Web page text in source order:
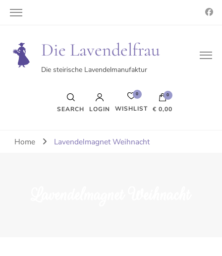
Die Lavendelfrau
Die steirische Lavendelmanufaktur
SEARCH LOGIN
0
WISHLIST
0
€ 0,00
Es befinden sich keine Produkte im Warenkorb.
Home Lavendelmagnet Weihnacht